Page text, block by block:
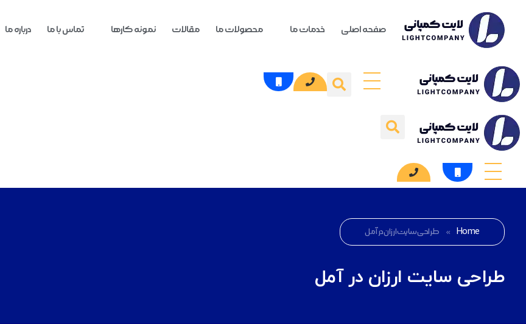
صفحه اصلی خدمات ما محصولات ما مقالات نمونه کارها تماس با ما درباره ما
Home
» طراحی سایت ارزان در آمل
طراحی سایت ارزان در آمل